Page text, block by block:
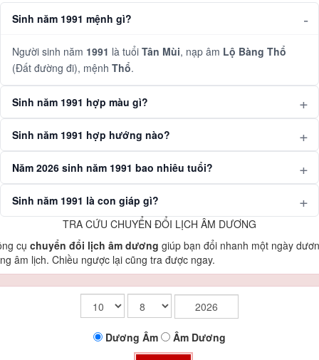
Sinh năm 1991 mệnh gì?
Người sinh năm 1991 là tuổi Tân Mùi, nạp âm Lộ Bàng Thổ
(Đất đường đi), mệnh Thổ.
Sinh năm 1991 hợp màu gì?
Sinh năm 1991 hợp hướng nào?
Năm 2026 sinh năm 1991 bao nhiêu tuổi?
Sinh năm 1991 là con giáp gì?
TRA CỨU CHUYỂN ĐỔI LỊCH ÂM DƯƠNG
cụ chuyển đổi lịch âm dương giúp bạn đổi nhanh một ngày
âm lịch. Chiều ngược lại cũng tra được ngay.
Dương Âm Âm Dương